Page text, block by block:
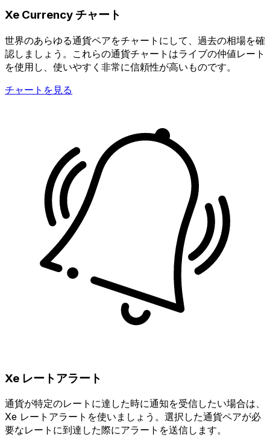
Xe Currency チャート
世界のあらゆる通貨ペアをチャートにして、過去の相場を確
認しましょう。これらの通貨チャートはライブの仲値レート
を使用し、使いやすく非常に信頼性が高いものです。
チャートを見る
Xe レートアラート
通貨が特定のレートに達した時に通知を受信したい場合は、
Xe レートアラートを使いましょう。選択した通貨ペアが必
要なレートに到達した際にアラートを送信します。